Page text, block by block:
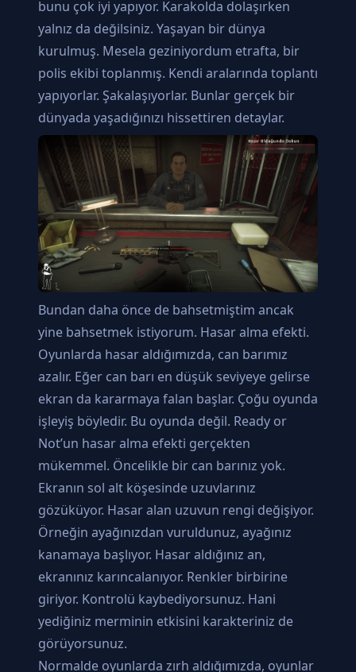
bunu çok iyi yapıyor. Karakolda dolaşırken
yalnız da değilsiniz. Yaşayan bir dünya
kurulmuş. Mesela geziniyordum etrafta, bir
polis ekibi toplanmış. Kendi aralarında toplantı
yapıyorlar. Şakalaşıyorlar. Bunlar gerçek bir
dünyada yaşadığınızı hissettiren detaylar.
Bundan daha önce de bahsetmiştim ancak
yine bahsetmek istiyorum. Hasar alma efekti.
Oyunlarda hasar aldığımızda, can barımız
azalır. Eğer can barı en düşük seviyeye gelirse
ekran da kararmaya falan başlar. Çoğu oyunda
işleyiş böyledir. Bu oyunda değil. Ready or
Not’un hasar alma efekti gerçekten
mükemmel. Öncelikle bir can barınız yok.
Ekranın sol alt köşesinde uzuvlarınız
gözüküyor. Hasar alan uzuvun rengi değişiyor.
Örneğin ayağınızdan vuruldunuz, ayağınız
kanamaya başlıyor. Hasar aldığınız an,
ekranınız karıncalanıyor. Renkler birbirine
giriyor. Kontrolü kaybediyorsunuz. Hani
yediğiniz merminin etkisini karakteriniz de
görüyorsunuz.
Normalde oyunlarda zırh aldığımızda, oyunlar